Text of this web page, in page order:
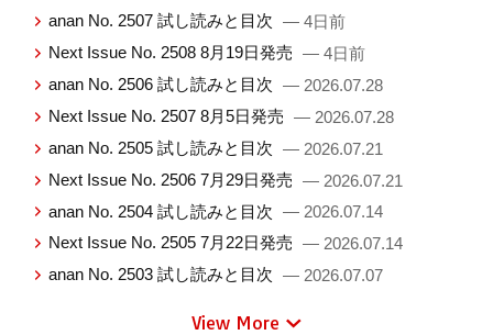
anan No. 2507 試し読みと目次 — 4日前
Next Issue No. 2508 8月19日発売 — 4日前
anan No. 2506 試し読みと目次 — 2026.07.28
Next Issue No. 2507 8月5日発売 — 2026.07.28
anan No. 2505 試し読みと目次 — 2026.07.21
Next Issue No. 2506 7月29日発売 — 2026.07.21
anan No. 2504 試し読みと目次 — 2026.07.14
Next Issue No. 2505 7月22日発売 — 2026.07.14
anan No. 2503 試し読みと目次 — 2026.07.07
View More